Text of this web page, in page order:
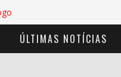
ÚLTIMAS NOTÍCIAS